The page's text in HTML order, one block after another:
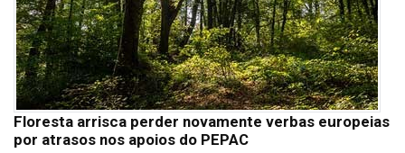
Floresta arrisca perder novamente verbas europeias
por atrasos nos apoios do PEPAC